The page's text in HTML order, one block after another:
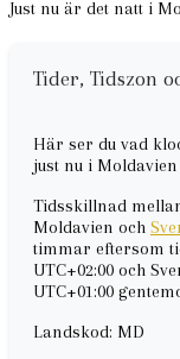
Just nu är det natt i
Tider, Tidszon
Här ser du vad
just nu i Moldavien
Tidsskillnad
Moldavien och
timmar eftersom
UTC+02:00 och
UTC+01:00
Landskod: MD